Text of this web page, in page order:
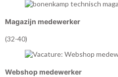
Magazijn medewerker
(32-40)
Webshop medewerker